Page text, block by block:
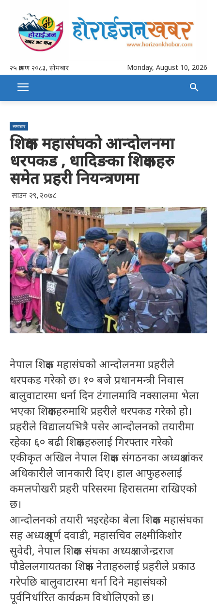
२५ श्रावण २०८३, सोमबार Monday, August 10, 2026
समाचार
शिक्षक महासंघको आन्दोलनमा
धरपकड , धादिङका शिक्षकहरु
समेत प्रहरी नियन्त्रणमा
साउन २९, २०७८
नेपाल शिक्षक महासंघको आन्दोलनमा प्रहरीले
धरपकड गरेको छ। १० बजे प्रधानमन्त्री निवास
बालुवाटारमा धर्ना दिन टंगालमावि नक्सालमा भेला
भएका शिक्षकहरुमाथि प्रहरीले धरपकड गरेको हो।
प्रहरीले विद्यालयभित्रै पसेर आन्दोलनको तयारीमा
रहेका ६० बढी शिक्षकहरुलाई गिरफ्तार गरेको
एकीकृत अखिल नेपाल शिक्षक संगठनका अध्यक्ष शंकर
अधिकारीले जानकारी दिए। हाल आफुहरुलाई
कमलपोखरी प्रहरी परिसरमा हिरासतमा राखिएको
छ।
आन्दोलनको तयारी भइरहेका बेला शिक्षक महासंघका
सह अध्यक्ष पूर्ण दवाडी, महासचिव लक्ष्मीकिशोर
सुवेदी, नेपाल शिक्षक संघका अध्यक्ष राजेन्द्रराज
पौडेललगायतका शिक्षक नेताहरुलाई प्रहरीले प्रकाउ
गरेपछि बालुवाटारमा धर्ना दिने महासंघको
पूर्वनिर्धारित कार्यक्रम विथोलिएको छ।